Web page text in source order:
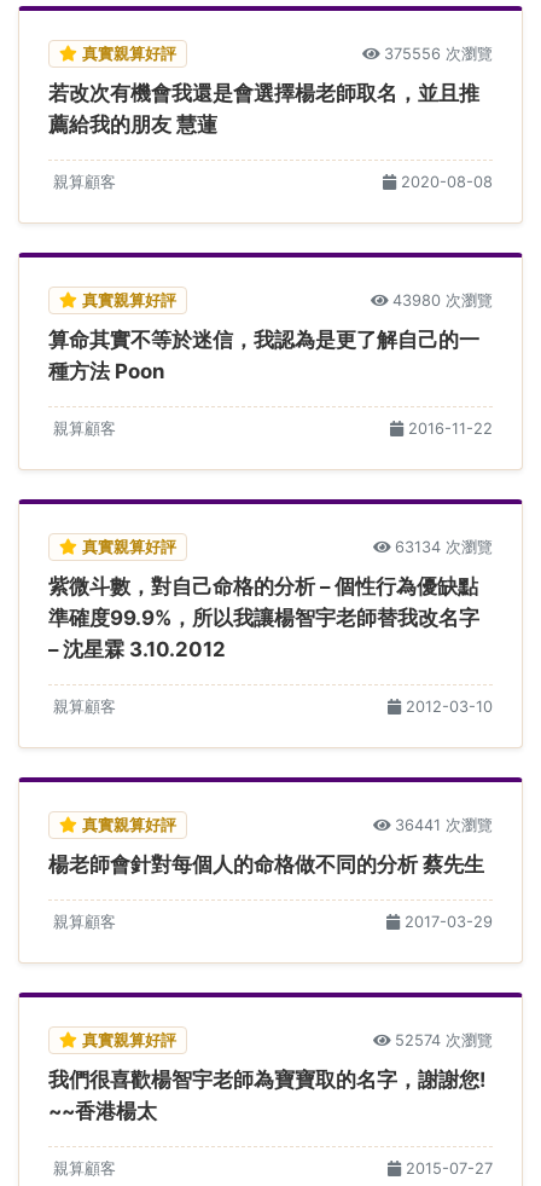
真實親算好評 375556 次瀏覽
若改次有機會我還是會選擇楊老師取名，並且推
薦給我的朋友 慧蓮
親算顧客 2020-08-08
真實親算好評 43980 次瀏覽
算命其實不等於迷信，我認為是更了解自己的一
種方法 Poon
親算顧客 2016-11-22
真實親算好評 63134 次瀏覽
紫微斗數，對自己命格的分析 – 個性行為優缺點
準確度99.9%，所以我讓楊智宇老師替我改名字
– 沈星霖 3.10.2012
親算顧客 2012-03-10
真實親算好評 36441 次瀏覽
楊老師會針對每個人的命格做不同的分析 蔡先生
親算顧客 2017-03-29
真實親算好評 52574 次瀏覽
我們很喜歡楊智宇老師為寶寶取的名字，謝謝您!
~~香港楊太
親算顧客 2015-07-27